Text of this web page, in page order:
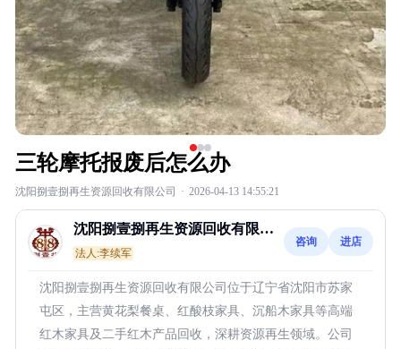
三轮摩托报废后怎么办
沈阳捌壹捌再生资源回收有限公司 · 2026-04-13 14:55:21
沈阳捌壹捌再生资源回收有限公
司
法人:李续军
咨询 进店
沈阳捌壹捌再生资源回收有限公司位于辽宁省沈阳市苏家
屯区，主营黄花梨餐桌、红酸枝家具、沉船木家具等高端
红木家具及二手红木产品回收，深耕资源再生领域。公司